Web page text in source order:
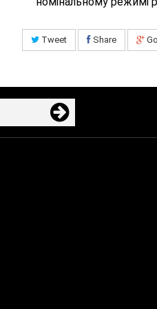
Tweet Share